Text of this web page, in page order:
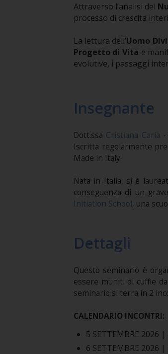
Attraverso l’analisi del
processo di crescita
La lettura dell’Uomo
Progetto di Vita e
evolutive, i passaggi
Insegnante
Dott.ssa Cristiana Caria
Iscritta regolarmente
Made in Italy.
Nata in Italia, si è
conseguenza di un
Initiation School, una
Dettagli
Questo seminario è
essere muniti di cuffie
seminario si terrà in 2
CALENDARIO INCONTRI:
5 SETTEMBRE 2026 |
6 SETTEMBRE 2026 |